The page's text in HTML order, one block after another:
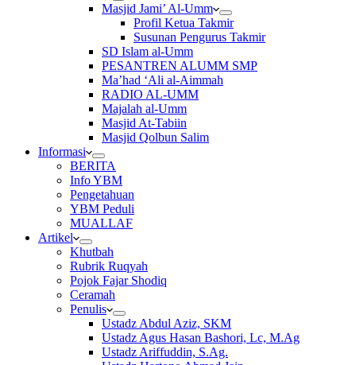
Masjid Jami’ Al-Umm
Profil Ketua Takmir
Susunan Pengurus Takmir
SD Islam al-Umm
PESANTREN ALUMM SMP
Ma’had ‘Ali al-Aimmah
RADIO AL-UMM
Majalah al-Umm
Masjid At-Tabiin
Masjid Qolbun Salim
Informasi
BERITA
Info YBM
Pengetahuan
YBM Peduli
MUALLAF
Artikel
Khutbah
Rubrik Ruqyah
Pojok Fajar Shodiq
Ceramah
Penulis
Ustadz Abdul Aziz, SKM
Ustadz Agus Hasan Bashori, Lc, M.Ag
Ustadz Ariffuddin, S.Ag.